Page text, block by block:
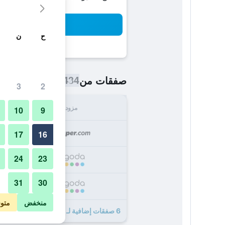
صفقات من434 ﷼
مزود
6 صفقات إضافية لـ فندق ألبي ريزورت
ح ن
2
3
9
10
16
17
23
24
30
31
منخفض